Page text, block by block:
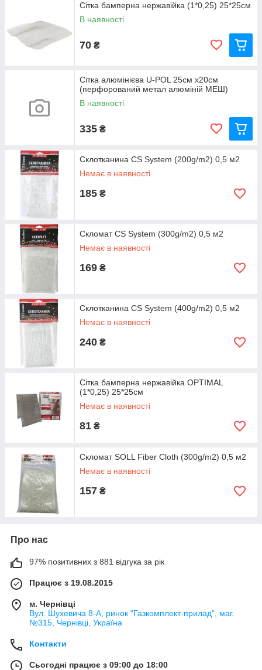
Сітка бамперна нержавійка (1*0,25) 25*25см
В наявності
70 ₴
Сітка алюмінієва U-POL 25см х20см
(перфорований метал алюміній МЕШ)
В наявності
335 ₴
Склотканина CS System (200g/m2) 0,5 м2
Немає в наявності
185 ₴
Скломат CS System (300g/m2) 0,5 м2
Немає в наявності
169 ₴
Склотканина CS System (400g/m2) 0,5 м2
Немає в наявності
240 ₴
Сітка бамперна нержавійка OPTIMAL
(1*0,25) 25*25см
Немає в наявності
81 ₴
Скломат SOLL Fiber Cloth (300g/m2) 0,5 м2
Немає в наявності
157 ₴
Про нас
97% позитивних з 881 відгука за рік
Працює з 19.08.2015
м. Чернівці
Вул. Шухевича 8-А, ринок "Газкомплект-прилад", маг.
№315, Чернівці, Україна
Контакти
Сьогодні працює з 09:00 до 18:00